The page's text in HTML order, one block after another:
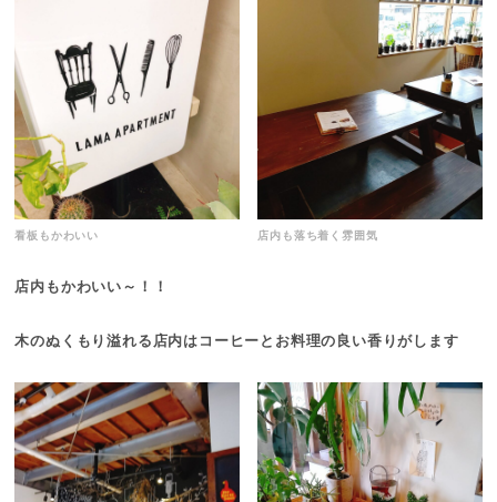
看板もかわいい 店内も落ち着く雰囲気
店内もかわいい～！！
木のぬくもり溢れる店内はコーヒーとお料理の良い香りがします